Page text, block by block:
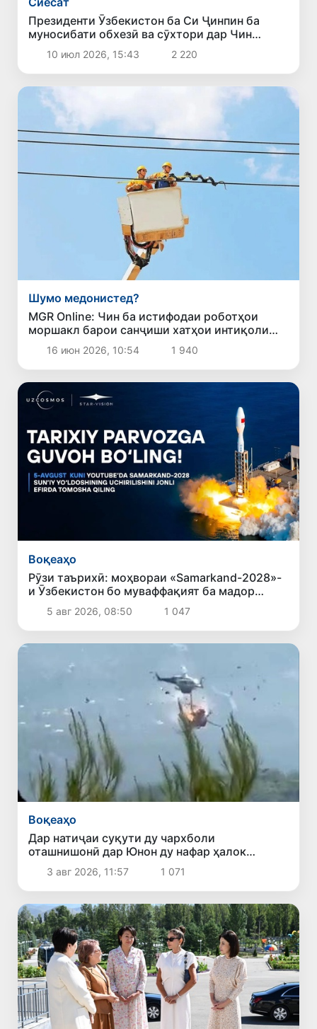
Президенти Ӯзбекистон ба Си Ҷинпин ба
муносибати обхезӣ ва сӯхтори дар Чин
изҳори ҳамдардӣ кард
10 июл 2026, 15:43 2 220
Шумо медонистед?
MGR Online: Чин ба истифодаи роботҳои
моршакл барои санҷиши хатҳои интиқоли
нерӯи барқ оғоз кард
16 июн 2026, 10:54 1 940
Воқеаҳо
Рӯзи таърихӣ: моҳвораи «Samarkand-2028»-
и Ӯзбекистон бо муваффақият ба мадор
бароварда шуд
5 авг 2026, 08:50 1 047
Воқеаҳо
Дар натиҷаи суқути ду чархболи
оташнишонӣ дар Юнон ду нафар ҳалок
шуданд
3 авг 2026, 11:57 1 071